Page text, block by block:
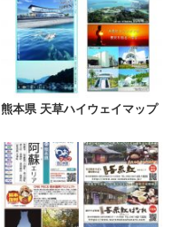
熊本県 天草ハイウェイマップ